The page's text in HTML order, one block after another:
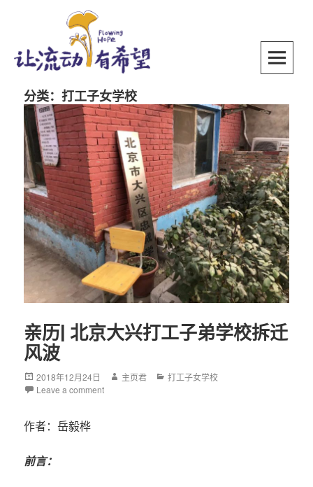
分类：打工子女学校
亲历| 北京大兴打工子弟学校拆迁
风波
Posted
on
2018年12月24日 Author
主页君 Categories
打工子女学校
Leave a comment
作者：岳毅桦
前言：